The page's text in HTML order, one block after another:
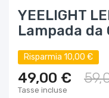
YEELIGHT
Lampada da
Risparmia 10,00 €
49,00 €
Tasse incluse